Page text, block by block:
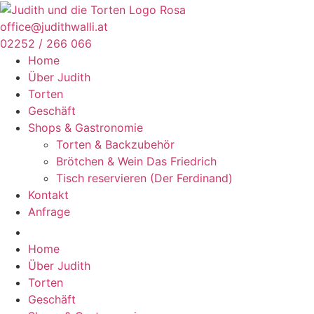
Zum
Inhalt
springen
office@judithwalli.at
02252 / 266 066
Home
Über Judith
Torten
Geschäft
Shops & Gastronomie
Torten & Backzubehör
Brötchen & Wein Das Friedrich
Tisch reservieren (Der Ferdinand)
Kontakt
Anfrage
Home
Über Judith
Torten
Geschäft